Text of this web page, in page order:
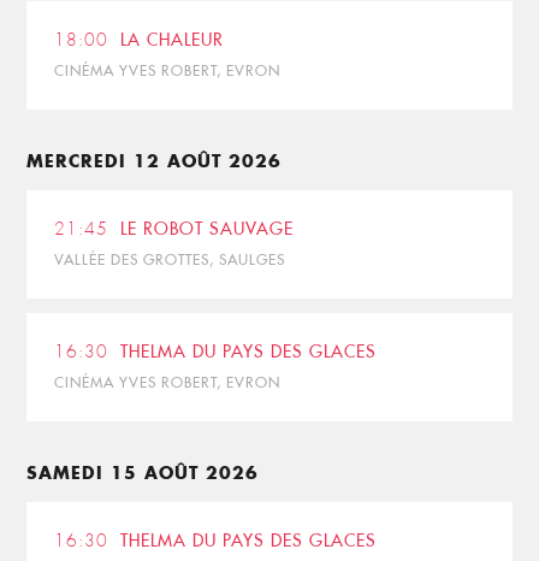
18:00 LA CHALEUR
CINÉMA YVES ROBERT, EVRON
MERCREDI 12 AOÛT 2026
21:45 LE ROBOT SAUVAGE
VALLÉE DES GROTTES, SAULGES
16:30 THELMA DU PAYS DES GLACES
CINÉMA YVES ROBERT, EVRON
SAMEDI 15 AOÛT 2026
16:30 THELMA DU PAYS DES GLACES